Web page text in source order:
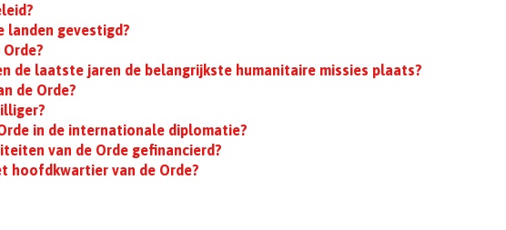
landen gevestigd?
de laatste jaren de belangrijkste humanitaire missies plaats?
de Orde?
in de internationale diplomatie?
van de Orde gefinancierd?
hoofdkwartier van de Orde?